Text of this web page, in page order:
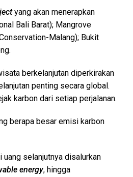
yang akan menerapkan
Bali Barat); Mangrove
Malang); Bukit
berkelanjutan diperkirakan
penting secara global.
karbon dari setiap perjalanan.
berapa besar emisi karbon
selanjutnya disalurkan
energy, hingga